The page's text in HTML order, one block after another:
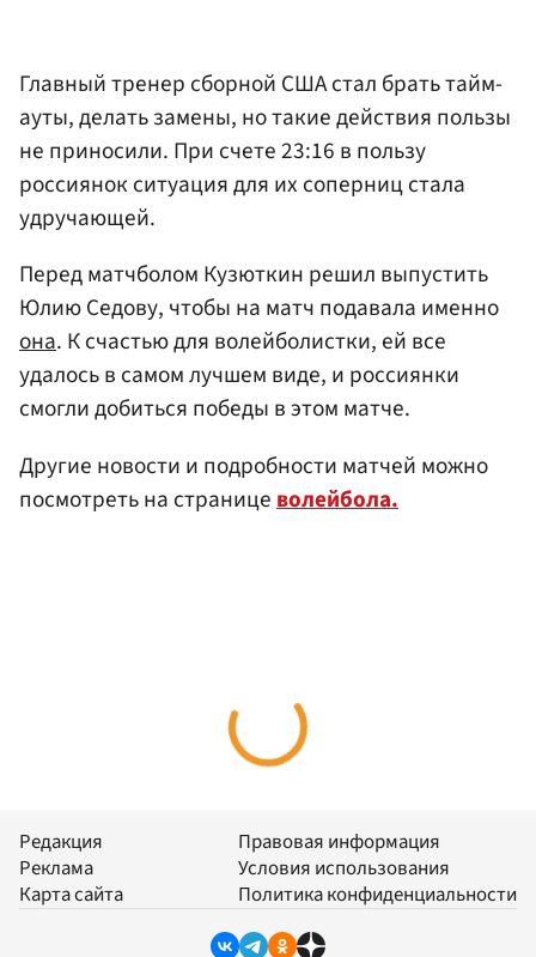
Главный тренер сборной США стал брать тайм-
ауты, делать замены, но такие действия пользы
не приносили. При счете 23:16 в пользу
россиянок ситуация для их соперниц стала
удручающей.
Перед матчболом Кузюткин решил выпустить
Юлию Седову, чтобы на матч подавала именно
она. К счастью для волейболистки, ей все
удалось в самом лучшем виде, и россиянки
смогли добиться победы в этом матче.
Другие новости и подробности матчей можно
посмотреть на странице волейбола.
Редакция
Реклама
Карта сайта
Правовая информация
Условия использования
Политика конфиденциальности